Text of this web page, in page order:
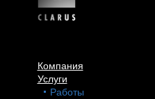
Компания
Услуги
Работы